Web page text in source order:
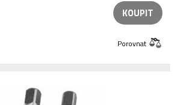
KOUPIT
Porovnat